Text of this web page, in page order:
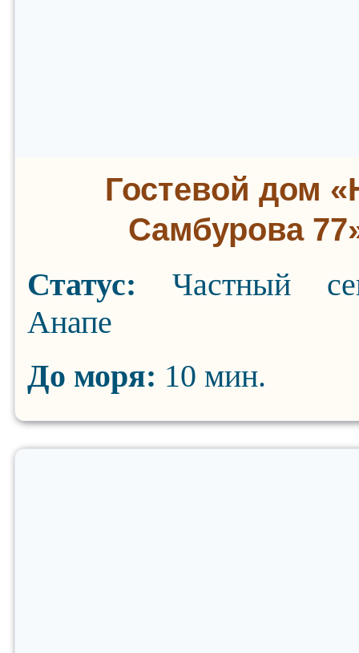
Гостевой дом
Самбурова
Статус:Частный
Анапе
До моря: 10 мин.